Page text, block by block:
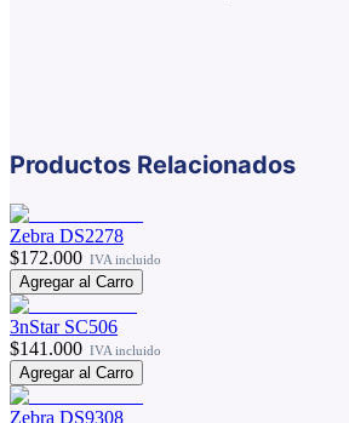
Productos Relacionados
Zebra DS2278
$172.000 IVA incluido
Agregar al Carro
3nStar SC506
$141.000 IVA incluido
Agregar al Carro
Zebra DS9308